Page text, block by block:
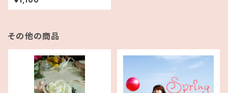
その他の商品